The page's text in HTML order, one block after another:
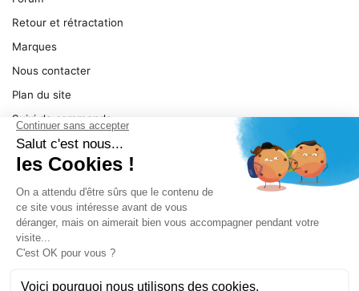
Retour et rétractation
Marques
Nous contacter
Plan du site
Suivi de commande
Ma facture
Mentions légales
Conditions générales
SERVICE
Pièces détachées